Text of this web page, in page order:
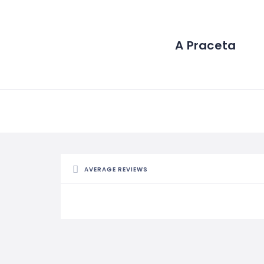
A Praceta
AVERAGE REVIEWS